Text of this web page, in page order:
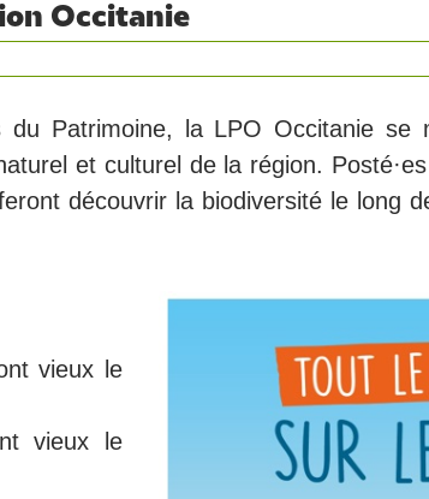
Occitanie
du Patrimoine, la LPO Occitanie se
et culturel de la région.
découvrir la biodiversité le long
vieux le
vieux le